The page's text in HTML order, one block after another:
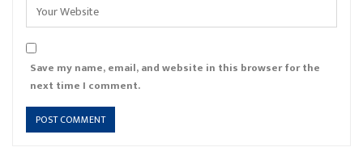
Save my name, email, and website in this browser for the
next time I comment.